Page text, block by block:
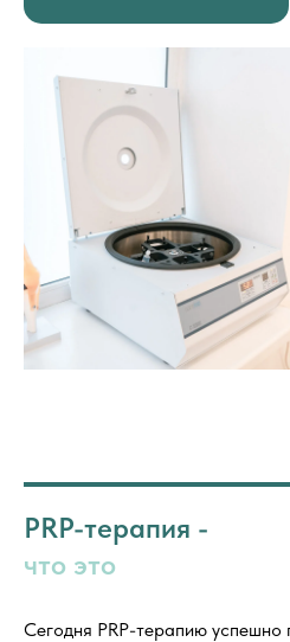
PRP-терапия -
что это
Сегодня PRP-терапию